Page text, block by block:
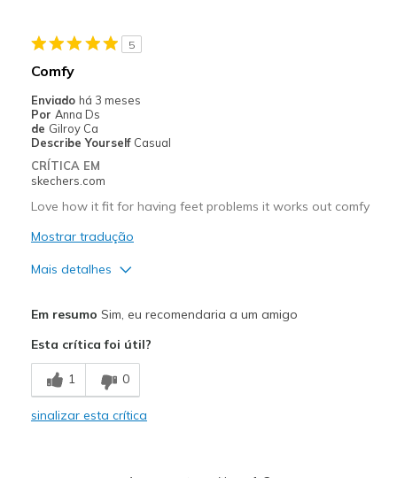
Casual Wear
Width
Sizing
View On Shoes
I'm Really Into Shoes
5
Comfy
Enviado há 3 meses
Por Anna Ds
de Gilroy Ca
Describe Yourself Casual
CRÍTICA EM
skechers.com
Love how it fit for having feet problems it works out comfy
Mostrar tradução
Mais detalhes
Comfortable
Melhores utilizações
Casual Wear
Em resumo Sim, eu recomendaria a um amigo
Esta crítica foi útil?
1 0
sinalizar esta crítica